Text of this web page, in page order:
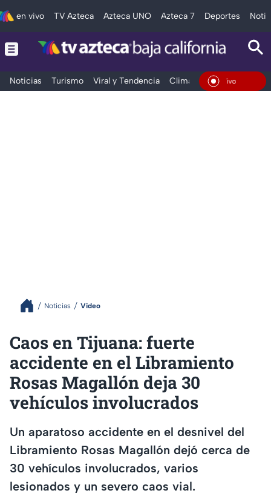
en vivo TV Azteca Azteca UNO Azteca 7 Deportes
Noticias Turismo Viral y Tendencia Clima Deportes
En Vivo
Noticias Video
Caos en Tijuana: fuerte
accidente en el Libramiento
Rosas Magallón deja 30
vehículos involucrados
Un aparatoso accidente en el desnivel del
Libramiento Rosas Magallón dejó cerca de
30 vehículos involucrados, varios
lesionados y un severo caos vial.